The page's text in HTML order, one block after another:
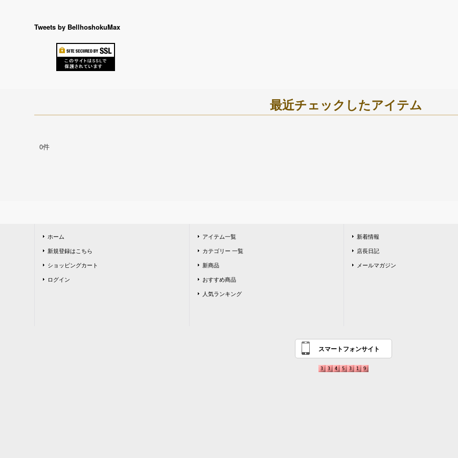
Tweets by BellhoshokuMax
最近チェックしたアイテム
0件
ホーム
新規登録はこちら
ショッピングカート
ログイン
アイテム一覧
カテゴリー 一覧
新商品
おすすめ商品
人気ランキング
新着情報
店長日記
メールマガジン
スマートフォンサイト